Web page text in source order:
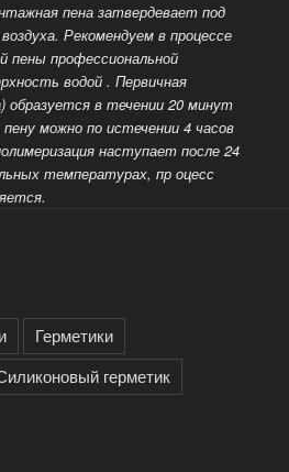
пена затвердевает под
Рекомендуем в процессе
пены профессиональной
водой . Первичная
образуется в течении 20 минут
можно по истечении 4 часов
наступает после 24
температурах, пр оцесс
Герметики
герметик